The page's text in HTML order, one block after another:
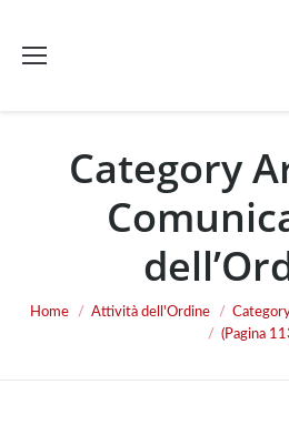
Category
You are here:
Home Attività dell'Ordine
(Pagina